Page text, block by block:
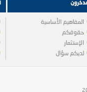
المفاهيم الأساسية
حقوقكم
الإستثمار
لديكم سؤال
2026